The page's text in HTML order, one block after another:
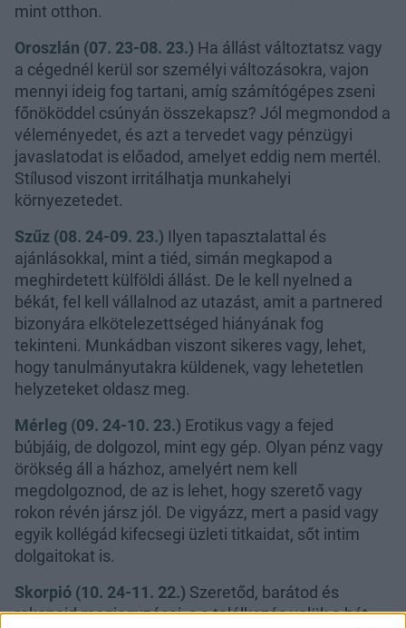
mint otthon.
Oroszlán (07. 23-08. 23.) Ha állást változtatsz vagy
a cégednél kerül sor személyi változásokra, vajon
mennyi ideig fog tartani, amíg számítógépes zseni
főnököddel csúnyán összekapsz? Jól megmondod a
véleményedet, és azt a tervedet vagy pénzügyi
javaslatodat is előadod, amelyet eddig nem mertél.
Stílusod viszont irritálhatja munkahelyi
környezetedet.
Szűz (08. 24-09. 23.) Ilyen tapasztalattal és
ajánlásokkal, mint a tiéd, simán megkapod a
meghirdetett külföldi állást. De le kell nyelned a
békát, fel kell vállalnod az utazást, amit a partnered
bizonyára elkötelezettséged hiányának fog
tekinteni. Munkádban viszont sikeres vagy, lehet,
hogy tanulmányutakra küldenek, vagy lehetetlen
helyzeteket oldasz meg.
Mérleg (09. 24-10. 23.) Erotikus vagy a fejed
búbjáig, de dolgozol, mint egy gép. Olyan pénz vagy
örökség áll a házhoz, amelyért nem kell
megdolgoznod, de az is lehet, hogy szerető vagy
rokon révén jársz jól. De vigyázz, mert a pasid vagy
egyik kollégád kifecsegi üzleti titkaidat, sőt intim
dolgaitokat is.
Skorpió (10. 24-11. 22.) Szeretőd, barátod és
rokonaid megjegyzései, s a találkozás velük a hét